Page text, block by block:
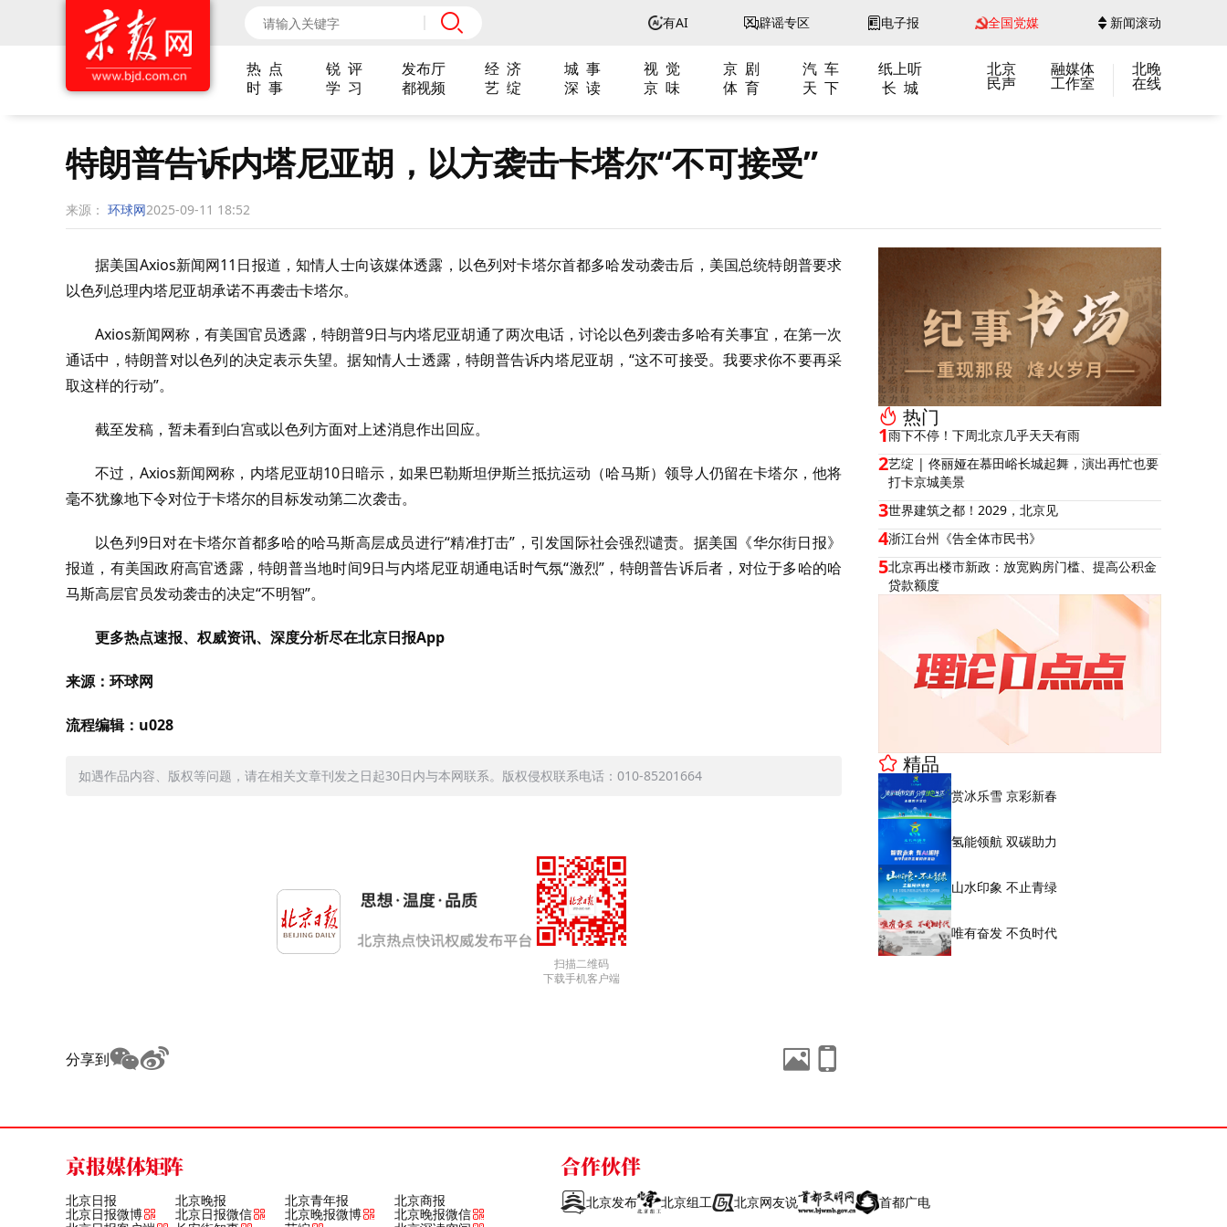
有AI 辟谣专区 电子报 全国党媒 新闻滚动
热 点 锐 评 发布厅 经 济 城 事 视 觉 京 剧 汽 车
纸上听
时 事
学 习 都视频 艺 绽 深 读 京 味 体 育 天 下 长 城
北京
民声
融媒体
工作室
北晚
在线
特朗普告诉内塔尼亚胡，以方袭击卡塔尔“不可接受”
来源： 环球网2025-09-11 18:52
据美国Axios新闻网11日报道，知情人士向该媒体透露，以色列对卡塔尔首都多哈发动袭击后，美国总统特朗普要求
以色列总理内塔尼亚胡承诺不再袭击卡塔尔。
Axios新闻网称，有美国官员透露，特朗普9日与内塔尼亚胡通了两次电话，讨论以色列袭击多哈有关事宜，在第一次
通话中，特朗普对以色列的决定表示失望。据知情人士透露，特朗普告诉内塔尼亚胡，“这不可接受。我要求你不要再采
取这样的行动”。
截至发稿，暂未看到白宫或以色列方面对上述消息作出回应。
不过，Axios新闻网称，内塔尼亚胡10日暗示，如果巴勒斯坦伊斯兰抵抗运动（哈马斯）领导人仍留在卡塔尔，他将
毫不犹豫地下令对位于卡塔尔的目标发动第二次袭击。
以色列9日对在卡塔尔首都多哈的哈马斯高层成员进行“精准打击”，引发国际社会强烈谴责。据美国《华尔街日报》
报道，有美国政府高官透露，特朗普当地时间9日与内塔尼亚胡通电话时气氛“激烈”，特朗普告诉后者，对位于多哈的哈
马斯高层官员发动袭击的决定“不明智”。
更多热点速报、权威资讯、深度分析尽在北京日报App
来源：环球网
流程编辑：u028
如遇作品内容、版权等问题，请在相关文章刊发之日起30日内与本网联系。版权侵权联系电话：010-85201664
扫描二维码
下载手机客户端
分享到
热门
1雨下不停！下周北京几乎天天有雨
2艺绽 | 佟丽娅在慕田峪长城起舞，演出再忙也要
打卡京城美景
3世界建筑之都！2029，北京见
4浙江台州《告全体市民书》
5北京再出楼市新政：放宽购房门槛、提高公积金
贷款额度
精品
赏冰乐雪 京彩新春
氢能领航 双碳助力
山水印象 不止青绿
唯有奋发 不负时代
京报媒体矩阵
北京日报 北京晚报 北京青年报 北京商报
北京日报微博 北京日报微信 北京晚报微博
北京晚报微信
合作伙伴
北京发布 北京组工 北京网友说 首都广电